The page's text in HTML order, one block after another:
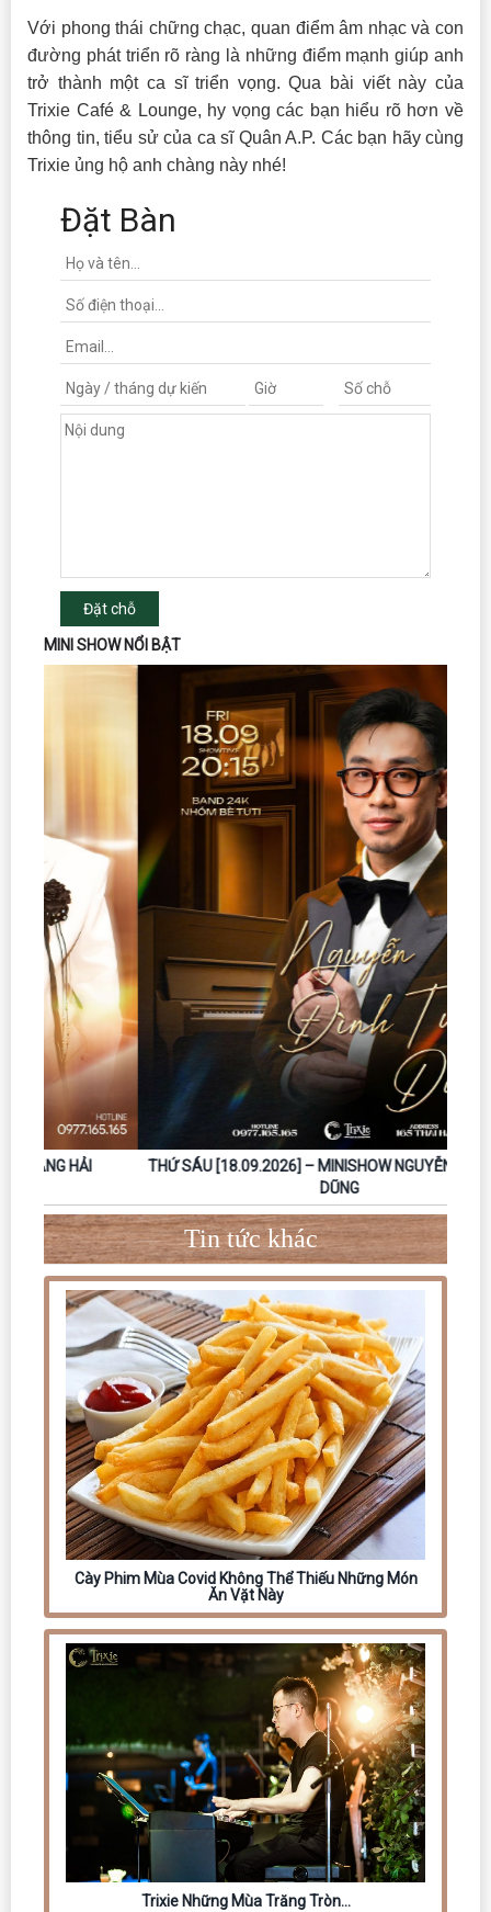
Với phong thái chững chạc, quan điểm âm nhạc và con
đường phát triển rõ ràng là những điểm mạnh giúp anh
trở thành một ca sĩ triển vọng. Qua bài viết này của
Trixie Café & Lounge, hy vọng các bạn hiểu rõ hơn về
thông tin, tiểu sử của ca sĩ Quân A.P. Các bạn hãy cùng
Trixie ủng hộ anh chàng này nhé!
Đặt Bàn
Đặt chỗ
MINI SHOW NỔI BẬT
THỨ SÁU [18.09.2026] – MINISHOW NGUYỄN ĐÌNH TUẤN
Tin tức khác
Cày Phim Mùa Covid Không Thể Thiếu Những Món
Ăn Vặt Này
Trixie Những Mùa Trăng Tròn…